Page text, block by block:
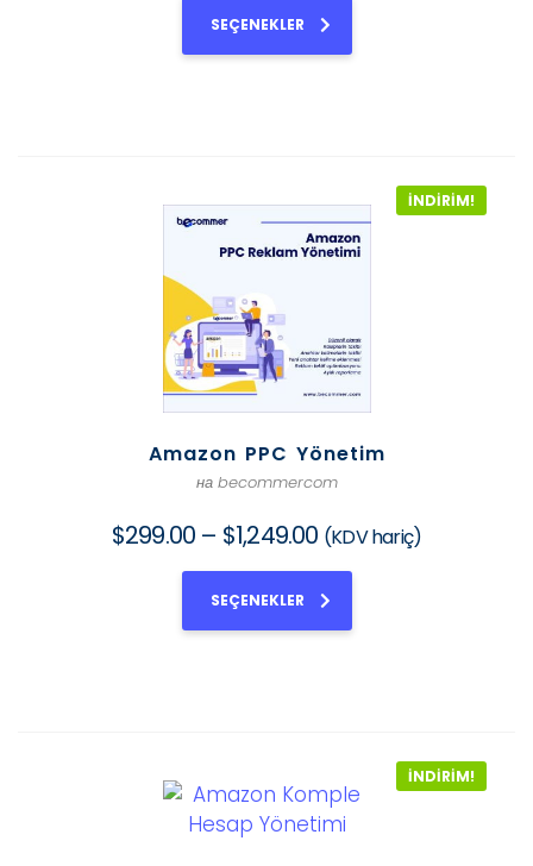
SEÇENEKLER
İNDIRIM!
Amazon PPC Yönetim
на becommercom
$299.00 – $1,249.00 (KDV hariç)
SEÇENEKLER
İNDIRIM!